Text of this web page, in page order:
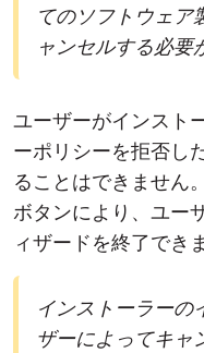
てのソフトウェア
ャンセルする必要
ユーザーがインスト
ーポリシーを拒否し
ることはできません
ボタンにより、ユー
ィザードを終了でき
インストーラーの
ザーによってキャ